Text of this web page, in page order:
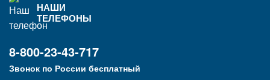
НАШИ
ТЕЛЕФОНЫ
8-800-23-43-717
Звонок по России бесплатный